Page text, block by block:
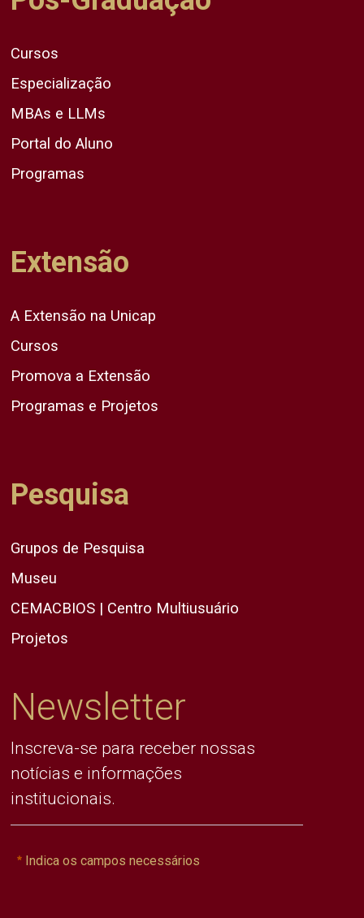
Cursos
Especialização
MBAs e LLMs
Portal do Aluno
Programas
Extensão
A Extensão na Unicap
Cursos
Promova a Extensão
Programas e Projetos
Pesquisa
Grupos de Pesquisa
Museu
CEMACBIOS | Centro Multiusuário
Projetos
Newsletter
Inscreva-se para receber nossas
notícias e informações
institucionais.
Indica os campos necessários